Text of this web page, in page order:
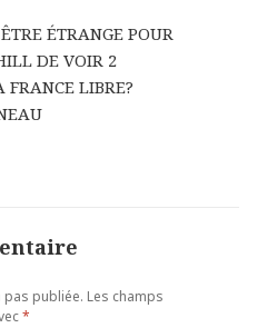
ÉTRANGE POUR
DE VOIR 2
FRANCE LIBRE?
pas publiée. Les champs
*